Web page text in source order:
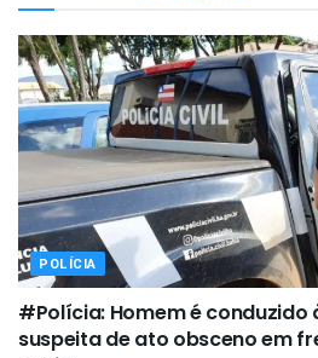
POLÍCIA
#Polícia: Homem é conduzido
suspeita de ato obsceno em